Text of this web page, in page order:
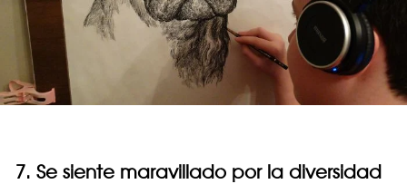
7. Se siente maravillado por la diversidad